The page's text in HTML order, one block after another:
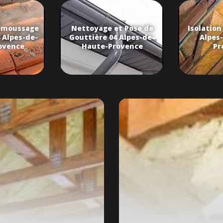
de-
Nettoyage et Pose de
Gouttière 04 Alpes-de-
Haute-Provence
Isolation